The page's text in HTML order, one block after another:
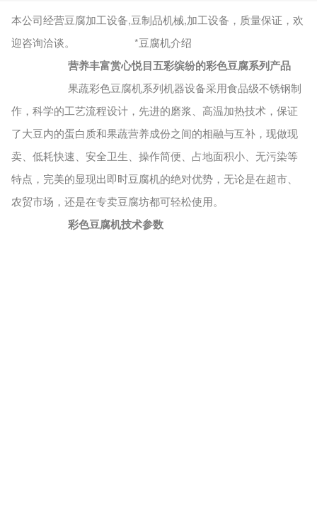
本公司经营豆腐加工设备,豆制品机械,加工设备，质量保证，欢
迎咨询洽谈。 *豆腐机介绍
营养丰富赏心悦目五彩缤纷的彩色豆腐系列产品
果蔬彩色豆腐机系列机器设备采用食品级不锈钢制
作，科学的工艺流程设计，先进的磨浆、高温加热技术，保证
了大豆内的蛋白质和果蔬营养成份之间的相融与互补，现做现
卖、低耗快速、安全卫生、操作简便、占地面积小、无污染等
特点，完美的显现出即时豆腐机的绝对优势，无论是在超市、
农贸市场，还是在专卖豆腐坊都可轻松使用。
彩色豆腐机技术参数